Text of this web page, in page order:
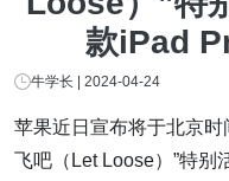
款iPad
牛学长 | 2024-04-24
苹果近日宣布将于北京
飞吧（Let Loose）”特别